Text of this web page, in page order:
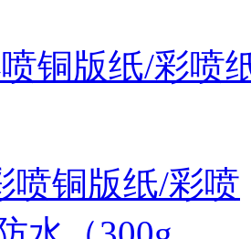
铜版纸/彩喷